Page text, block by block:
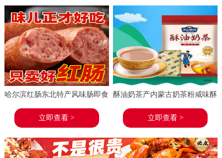
哈尔滨红肠东北特产风味肠即食
香肠东北特产小吃小酒菜熟食蒜
立即查看 >
酥油奶茶产内蒙古奶茶粉咸味酥
油茶速溶袋装奶茶冲饮
立即查看 >